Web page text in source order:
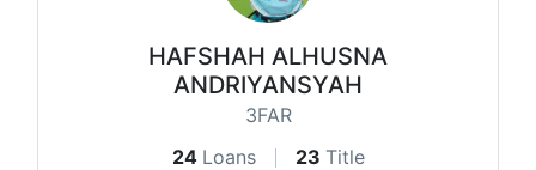
HAFSHAH ALHUSNA
ANDRIYANSYAH
3FAR
24 Loans 23 Title